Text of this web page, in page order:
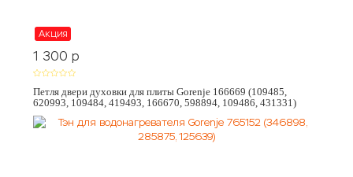
Акция
1 300 p
Петля двери духовки для плиты Gorenje 166669 (109485,
620993, 109484, 419493, 166670, 598894, 109486, 431331)